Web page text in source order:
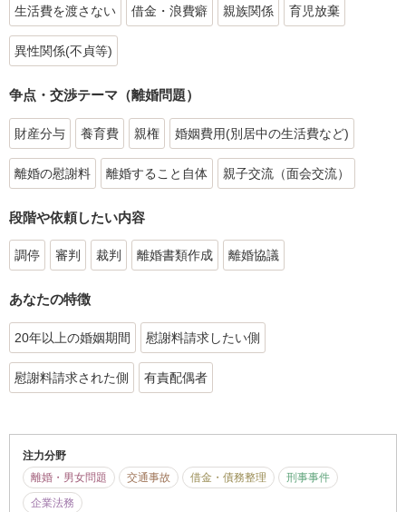
生活費を渡さない 借金・浪費癖 親族関係 育児放棄
異性関係(不貞等)
争点・交渉テーマ（離婚問題）
財産分与 養育費 親権 婚姻費用(別居中の生活費など)
離婚の慰謝料 離婚すること自体 親子交流（面会交流）
段階や依頼したい内容
調停 審判 裁判 離婚書類作成 離婚協議
あなたの特徴
20年以上の婚姻期間 慰謝料請求したい側
慰謝料請求された側 有責配偶者
注力分野
離婚・男女問題
交通事故 借金・債務整理
刑事事件
企業法務